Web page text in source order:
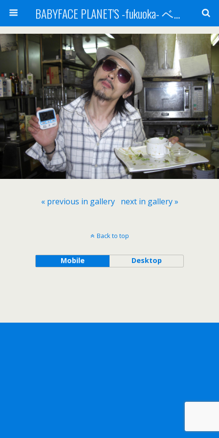
BABYFACE PLANET'S -fukuoka- ベビーフェイスプラネッツ 福岡(ベビフェ福岡)
« previous in gallery next in gallery »
Back to top
Mobile Desktop